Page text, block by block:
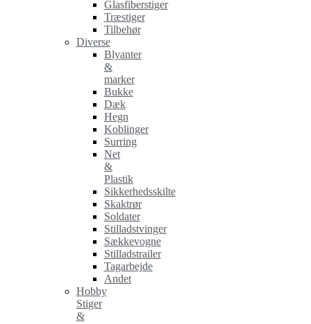
Glasfiberstiger
Træstiger
Tilbehør
Diverse
Blyanter
&
marker
Bukke
Dæk
Hegn
Koblinger
Surring
Net
&
Plastik
Sikkerhedsskilte
Skaktrør
Soldater
Stilladstvinger
Sækkevogne
Stilladstrailer
Tagarbejde
Andet
Hobby
Stiger
&